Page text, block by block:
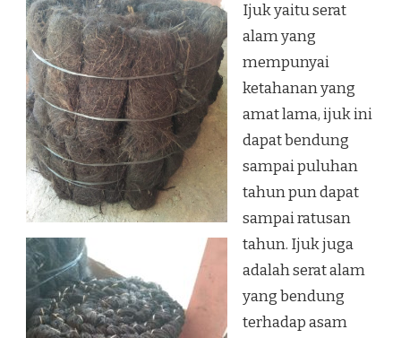
Ijuk yaitu serat
alam yang
mempunyai
ketahanan yang
amat lama, ijuk ini
dapat bendung
sampai puluhan
tahun pun dapat
sampai ratusan
tahun. Ijuk juga
adalah serat alam
yang bendung
terhadap asam